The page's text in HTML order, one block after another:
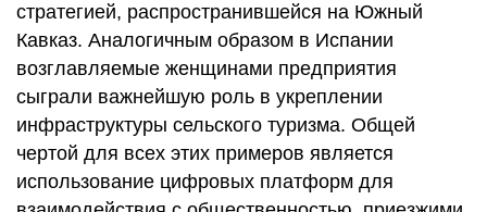
стратегией, распространившейся на Южный
Кавказ. Аналогичным образом в Испании
возглавляемые женщинами предприятия
сыграли важнейшую роль в укреплении
инфраструктуры сельского туризма. Общей
чертой для всех этих примеров является
использование цифровых платформ для